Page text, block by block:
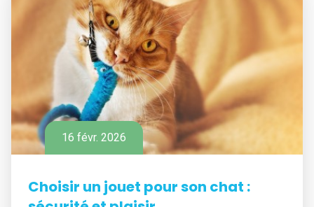
16 févr. 2026
Choisir un jouet pour son chat :